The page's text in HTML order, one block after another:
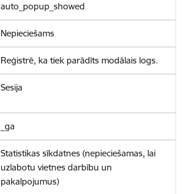
auto_popup_showed
Nepieciešams
Reģistrē, ka tiek parādīts modālais logs.
Sesija
_ga
Statistikas sīkdatnes (nepieciešamas, lai
uzlabotu vietnes darbību un
pakalpojumus)